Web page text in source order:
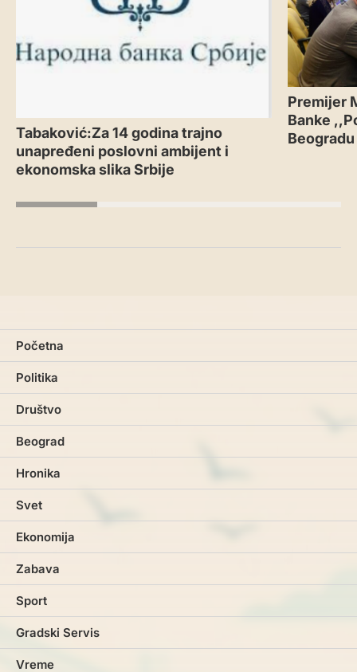
Tabaković:Za 14 godina trajno
unapređeni poslovni ambijent i
ekonomska slika Srbije
Premijer
Banke
Beogradu
Početna
Politika
Društvo
Beograd
Hronika
Svet
Ekonomija
Zabava
Sport
Gradski Servis
Vreme